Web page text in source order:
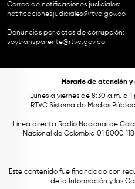
Correo de notificaciones judiciales:
notificacionesjudiciales@rtvc.gov.co
Denuncias por actos de corrupción:
soytransparente@rtvc.gov.co
Horario de atención
Lunes a viernes de 8:30 a.m. a
RTVC Sistema de Medios
Línea directa Radio Nacional de
Nacional de Colombia 01 8000
Este contenido fue financiado con
de la Información y las